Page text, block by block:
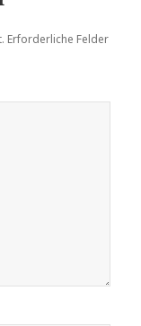
Erforderliche Felder